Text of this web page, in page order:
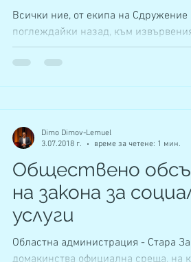
Всички ние, от екипа на Сдружение
поглеждайки назад, към
път, сме изпълнени с благодарност
Обществено
на закона за
услуги
Областна администрация - Стара
домакинства официална среща, на
Dimo Dimov-Lemuel
3.07.2018 г.
време за четене: 1 мин.